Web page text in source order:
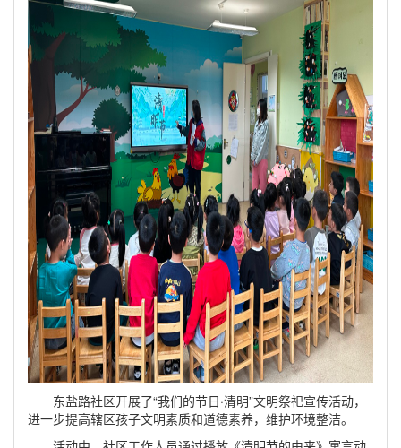
东盐路社区开展了“我们的节日·清明”文明祭祀宣传活动，
进一步提高辖区孩子文明素质和道德素养，维护环境整洁。